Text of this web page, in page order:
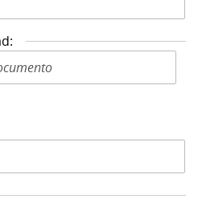
de Identidad N: *